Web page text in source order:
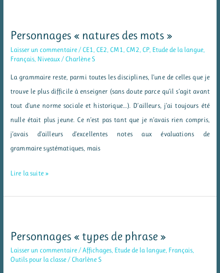
Personnages « natures des mots »
Laisser un commentaire / CE1 CE2 CM1 CM2 CP Etude de la langue
Français Niveaux / Charlène S
La grammaire reste, parmi toutes les disciplines, l’une de celles que je
trouve le plus difficile à enseigner (sans doute parce qu’il s’agit avant
tout d’une norme sociale et historique…). D’ailleurs, j’ai toujours été
nulle était plus jeune. Ce n’est pas tant que je n’avais rien compris,
j’avais d’ailleurs d’excellentes notes aux évaluations de
grammaire systématiques, mais
Personnages
Lire la suite »
Personnages « types de phrase »
Laisser un commentaire/Affichages, Etude de la langue, Français,
Outils pour la classe/ Charlène S